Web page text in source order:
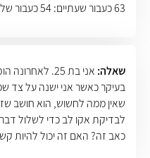
63 כעבור שעתיים: 54 כעבור שלוש שעות: 61 אם אני אוכל
שאלה:
אני בת 25.
בעיקר כאשר אני ישנה על
שאין ממה לחשוש, הוא חושב
לבדיקת אקו לב כדי לשלול
כאב זה? האם זה יכול להיות